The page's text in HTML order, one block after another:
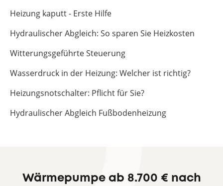
Heizung kaputt - Erste Hilfe
Hydraulischer Abgleich: So sparen Sie Heizkosten
Witterungsgeführte Steuerung
Wasserdruck in der Heizung: Welcher ist richtig?
Heizungsnotschalter: Pflicht für Sie?
Hydraulischer Abgleich Fußbodenheizung
Wärmepumpe ab 8.700 € nach